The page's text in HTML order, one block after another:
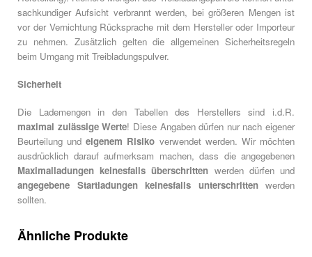
sachkundiger Aufsicht verbrannt werden, bei größeren Mengen ist
vor der Vernichtung Rücksprache mit dem Hersteller oder Importeur
zu nehmen. Zusätzlich gelten die allgemeinen Sicherheitsregeln
beim Umgang mit Treibladungspulver.
Sicherheit
Die Lademengen in den Tabellen des Herstellers sind i.d.R.
maximal zulässige Werte! Diese Angaben dürfen nur nach eigener
Beurteilung undeigenem Risiko verwendet werden. Wir möchten
ausdrücklich darauf aufmerksam machen, dass die angegebenen
Maximalladungen keinesfalls überschritten werden dürfen und
angegebene Startladungen keinesfalls unterschrittenwerden
sollten.
Ähnliche Produkte